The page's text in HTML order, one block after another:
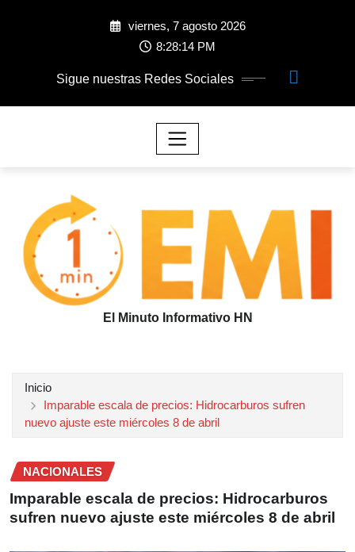
viernes, 7 agosto 2026
8:28:15 PM
Sigue nuestras Redes Sociales
El Minuto Informativo HN
Inicio
Imparable escala de precios: Hidrocarburos sufren
nuevo ajuste este miércoles 8 de abril
NACIONALES
Imparable escala de precios: Hidrocarburos
sufren nuevo ajuste este miércoles 8 de abril